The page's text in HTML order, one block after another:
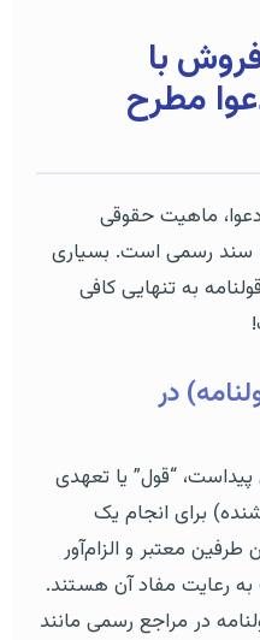
با
مطرح
ماهیت حقوقی
سند رسمی است. بسیاری
به تنهایی کافی
در
“قول” یا تعهدی
برای انجام یک
طرفین معتبر و الزام‌آور
رعایت مفاد آن هستند.
در مراجع رسمی مانند